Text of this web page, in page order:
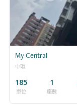
My Central
中環
185
單位
1
座數